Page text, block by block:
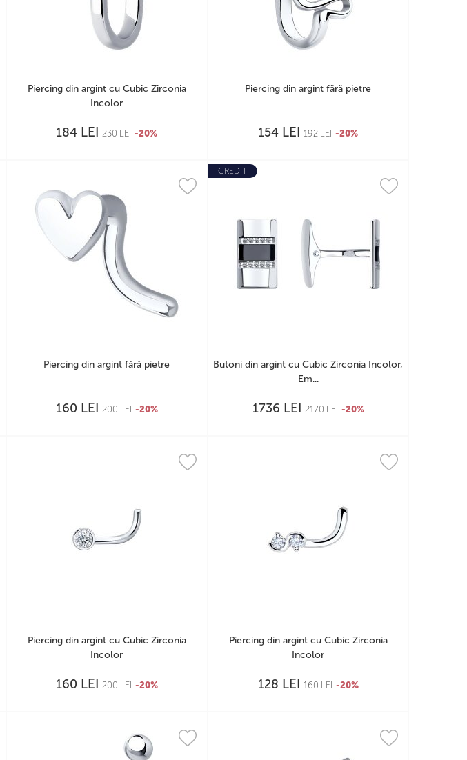
Piercing din argint cu Cubic Zirconia
Incolor
184 LEI 230LEI -20%
Piercing din argint fără pietre
154 LEI 192LEI -20%
Piercing din argint fără pietre
160 LEI 200LEI -20%
CREDIT
Butoni din argint cu Cubic Zirconia Incolor,
Em...
1736 LEI 2170LEI -20%
Piercing din argint cu Cubic Zirconia
Incolor
160 LEI 200LEI -20%
Piercing din argint cu Cubic Zirconia
Incolor
128 LEI 160LEI -20%